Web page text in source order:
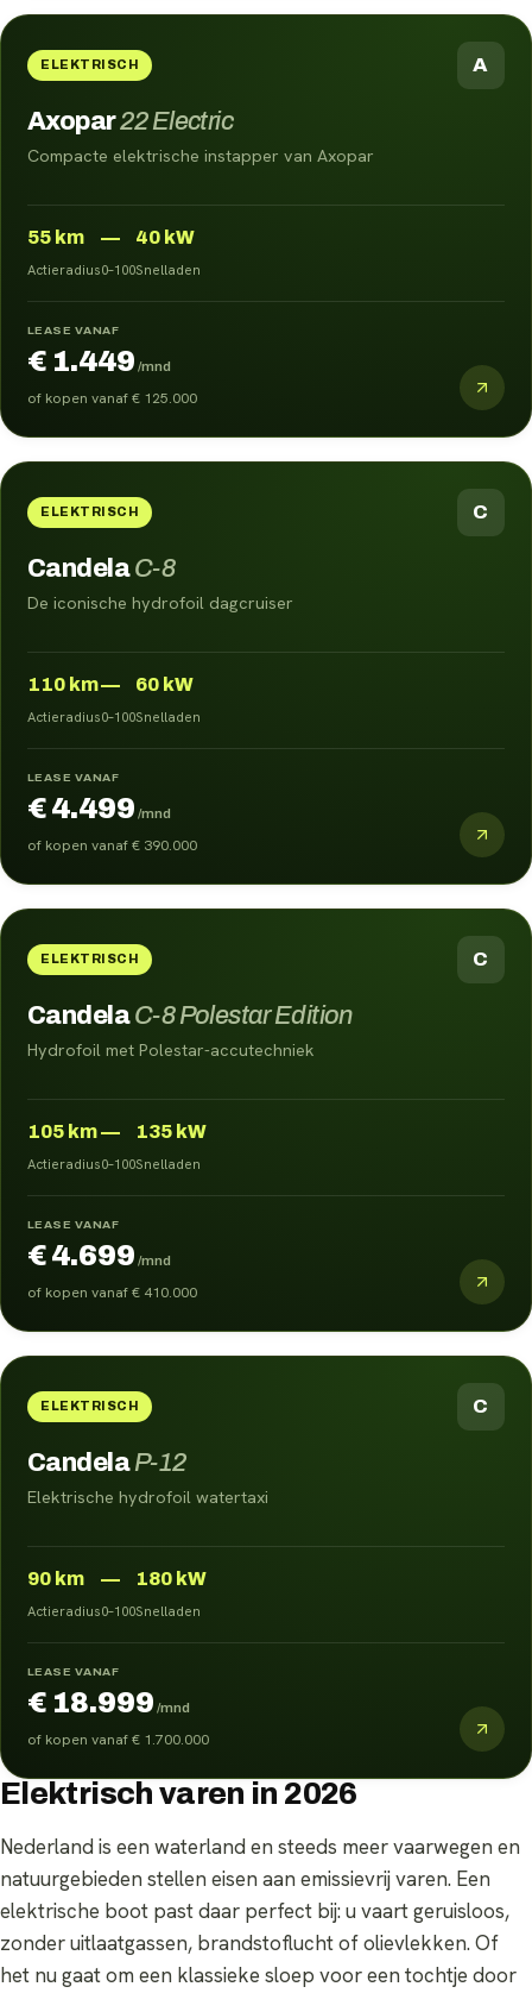
ELEKTRISCH A
Axopar22 Electric
Compacte elektrische instapper van Axopar
55 km
Actieradius
—
0–100
40 kW
Snelladen
LEASE VANAF
€ 1.449 /mnd
of kopen vanaf€ 125.000
ELEKTRISCH C
CandelaC-8
De iconische hydrofoil dagcruiser
110 km
Actieradius
—
0–100
60 kW
Snelladen
LEASE VANAF
€ 4.499 /mnd
of kopen vanaf€ 390.000
ELEKTRISCH C
CandelaC-8 Polestar Edition
Hydrofoil met Polestar-accutechniek
105 km
Actieradius
—
0–100
135 kW
Snelladen
LEASE VANAF
€ 4.699 /mnd
of kopen vanaf€ 410.000
ELEKTRISCH C
CandelaP-12
Elektrische hydrofoil watertaxi
90 km
Actieradius
—
0–100
180 kW
Snelladen
LEASE VANAF
€ 18.999 /mnd
of kopen vanaf€ 1.700.000
Elektrisch varen in 2026
Nederland is een waterland en steeds meer vaarwegen en
natuurgebieden stellen eisen aan emissievrij varen. Een
elektrische boot past daar perfect bij: u vaart geruisloos,
zonder uitlaatgassen, brandstoflucht of olievlekken. Of
het nu gaat om een klassieke sloep voor een tochtje door